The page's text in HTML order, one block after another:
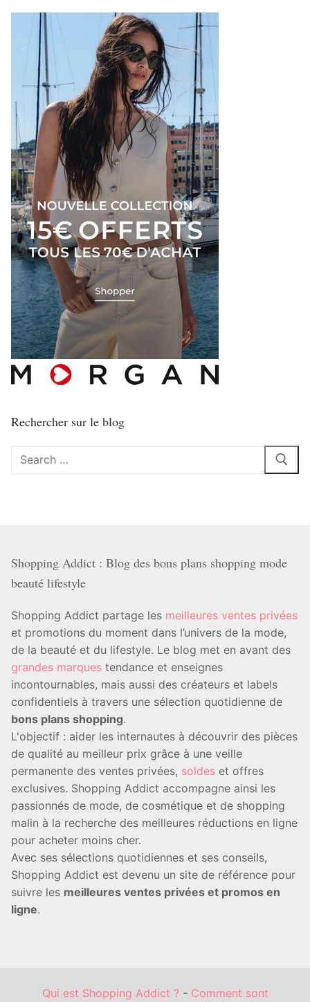
Rechercher sur le blog
Rechercher
Shopping Addict : Blog des bons plans shopping mode
beauté lifestyle
Shopping Addict partage les meilleures ventes privées
et promotions du moment dans l’univers de la mode,
de la beauté et du lifestyle. Le blog met en avant des
grandes marques tendance et enseignes
incontournables, mais aussi des créateurs et labels
confidentiels à travers une sélection quotidienne de
bons plans shopping.
L'objectif : aider les internautes à découvrir des pièces
de qualité au meilleur prix grâce à une veille
permanente des ventes privées, soldes et offres
exclusives. Shopping Addict accompagne ainsi les
passionnés de mode, de cosmétique et de shopping
malin à la recherche des meilleures réductions en ligne
pour acheter moins cher.
Avec ses sélections quotidiennes et ses conseils,
Shopping Addict est devenu un site de référence pour
suivre les meilleures ventes privées et promos en
ligne.
Qui est Shopping Addict ?- Comment sont